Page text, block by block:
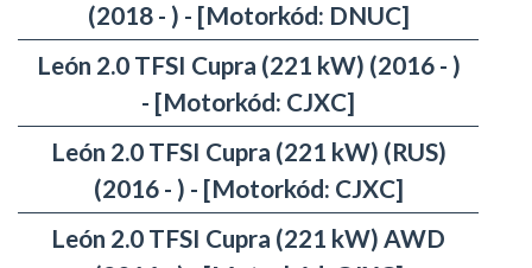
(2018 - ) - [Motorkód: DNUC]
León 2.0 TFSI Cupra (221 kW) (2016 - )
- [Motorkód: CJXC]
León 2.0 TFSI Cupra (221 kW) (RUS)
(2016 - ) - [Motorkód: CJXC]
León 2.0 TFSI Cupra (221 kW) AWD